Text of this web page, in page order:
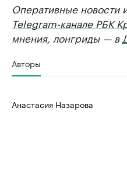
Оперативные новости
Telegram-канале РБК
мнения, лонгриды — в
Авторы
Анастасия Назарова